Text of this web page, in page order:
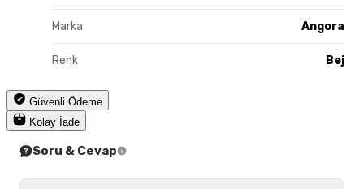
Marka Angora
Renk Bej
Güvenli Ödeme
Kolay İade
Soru & Cevap